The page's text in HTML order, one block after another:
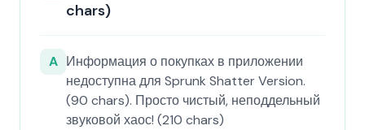
chars)
A Информация о покупках в приложении
недоступна для Sprunk Shatter Version.
(90 chars). Просто чистый, неподдельный
звуковой хаос! (210 chars)